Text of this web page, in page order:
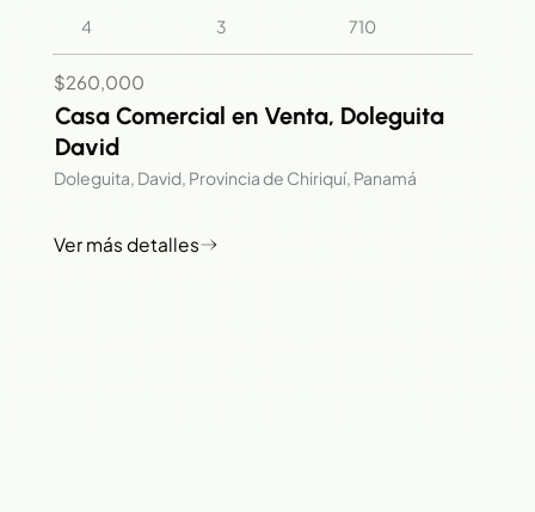
4 3 710
$260,000
Casa Comercial en Venta, Doleguita
David
Doleguita, David, Provincia de Chiriquí, Panamá